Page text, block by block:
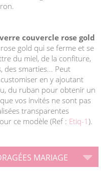
couvercle rose gold
gold qui se ferme et se
du miel, de la confiture,
des smarties... Peut
en y ajoutant
du ruban pour obtenir un
que vos invités ne sont pas
transparentes
ce modèle (Ref : Etiq-1 ).
MARIAGE